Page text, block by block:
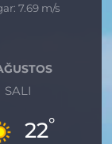
7.69 m/s
SALI
22°